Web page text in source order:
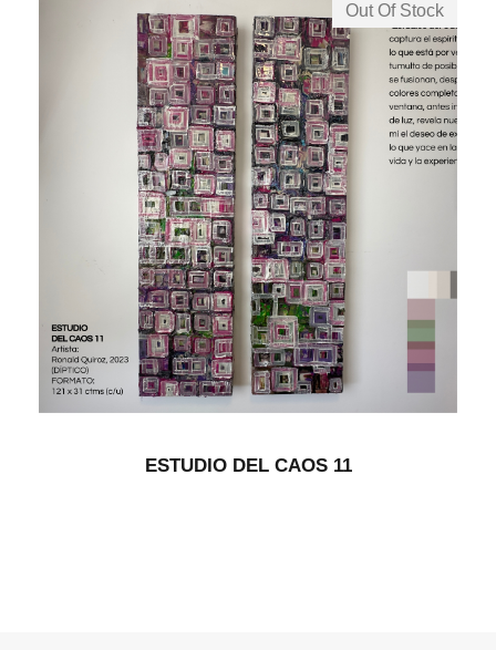
Out Of Stock
ESTUDIO DEL CAOS 11